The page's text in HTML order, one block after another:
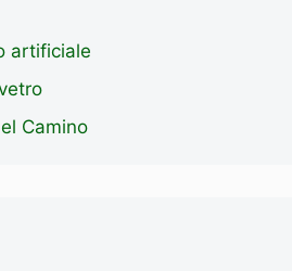
artificiale
Camino